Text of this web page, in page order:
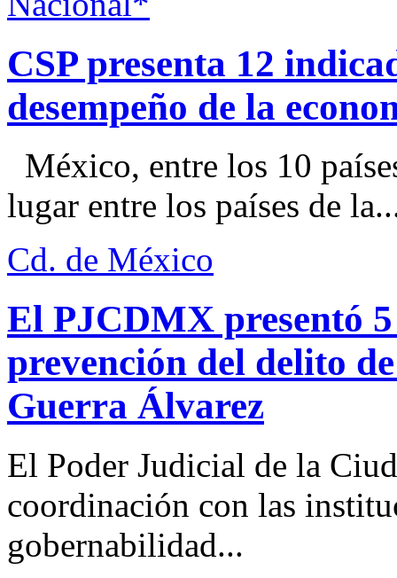
CSP presenta 12
desempeño de la
México, entre los 10
lugar entre los países de
Cd. de México
El PJCDMX presentó
prevención del delito
Guerra Álvarez
El Poder Judicial de la
coordinación con las
gobernabilidad...